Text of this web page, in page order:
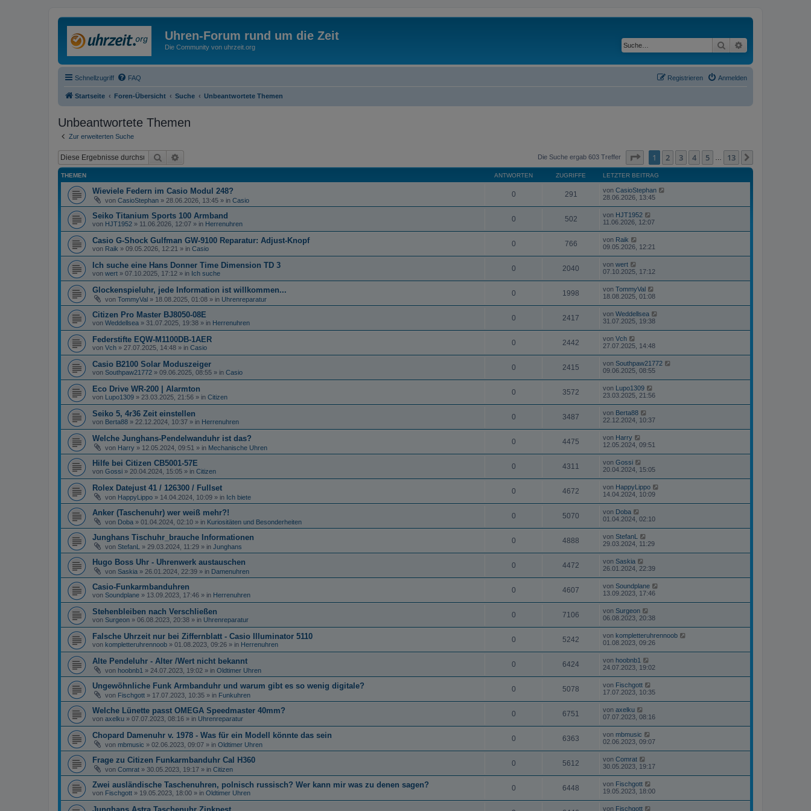
Uhren-Forum rund um die Zeit
Die Community von uhrzeit.org Suche
Schnellzugriff FAQ Anmelden
Registrieren
Startseite Foren-Übersicht Suche Unbeantwortete Themen
Unbeantwortete Themen
Zur erweiterten Suche
Suche Die Suche ergab 603 Treffer Seite von13
1 2 3 4 5 13
THEMEN ANTWORTEN ZUGRIFFE LETZTER BEITRAG
Wieviele Federn im Casio Modul 248?
von CasioStephan » 28.06.2026, 13:45 » in Casio
0 291 von CasioStephan
28.06.2026, 13:45
Seiko Titanium Sports 100 Armband
von HJT1952 » 11.06.2026, 12:07 » in Herrenuhren
0 502 von HJT1952
11.06.2026, 12:07
Casio G-Shock Gulfman GW-9100 Reparatur: Adjust-Knopf
von Raik » 09.05.2026, 12:21 » in Casio
0 766 von Raik
09.05.2026, 12:21
Ich suche eine Hans Donner Time Dimension TD 3
von wert » 07.10.2025, 17:12 » in Ich suche
0 2040 von wert
07.10.2025, 17:12
Glockenspieluhr, jede Information ist willkommen...
von TommyVal » 18.08.2025, 01:08 » in Uhrenreparatur
0 1998 von TommyVal
18.08.2025, 01:08
Citizen Pro Master BJ8050-08E
von Weddellsea » 31.07.2025, 19:38 » in Herrenuhren
0 2417 von Weddellsea
31.07.2025, 19:38
Federstifte EQW-M1100DB-1AER
von Vch » 27.07.2025, 14:48 » in Casio
0 2442 von Vch
27.07.2025, 14:48
Casio B2100 Solar Moduszeiger
von Southpaw21772 » 09.06.2025, 08:55 » in Casio
0 2415 von Southpaw21772
09.06.2025, 08:55
Eco Drive WR-200 | Alarmton
von Lupo1309 » 23.03.2025, 21:56 » in Citizen
0 3572 von Lupo1309
23.03.2025, 21:56
Seiko 5, 4r36 Zeit einstellen
von Berta88 » 22.12.2024, 10:37 » in Herrenuhren
0 3487 von Berta88
22.12.2024, 10:37
Welche Junghans-Pendelwanduhr ist das?
von Harry » 12.05.2024, 09:51 » in Mechanische Uhren
0 4475 von Harry
12.05.2024, 09:51
Hilfe bei Citizen CB5001-57E
von Gossi » 20.04.2024, 15:05 » in Citizen
0 4311 von Gossi
20.04.2024, 15:05
Rolex Datejust 41 / 126300 / Fullset
von HappyLippo » 14.04.2024, 10:09 » in Ich biete
0 4672 von HappyLippo
14.04.2024, 10:09
Anker (Taschenuhr) wer weiß mehr?!
von Doba » 01.04.2024, 02:10 » in Kuriositäten und Besonderheiten
0 5070 von Doba
01.04.2024, 02:10
Junghans Tischuhr_brauche Informationen
von StefanL » 29.03.2024, 11:29 » in Junghans
0 4888 von StefanL
29.03.2024, 11:29
Hugo Boss Uhr - Uhrenwerk austauschen
von Saskia » 26.01.2024, 22:39 » in Damenuhren
0 4472 von Saskia
26.01.2024, 22:39
Casio-Funkarmbanduhren
von Soundplane » 13.09.2023, 17:46 » in Herrenuhren
0 4607 von Soundplane
13.09.2023, 17:46
Stehenbleiben nach Verschließen
von Surgeon » 06.08.2023, 20:38 » in Uhrenreparatur
0 7106 von Surgeon
06.08.2023, 20:38
Falsche Uhrzeit nur bei Ziffernblatt - Casio Illuminator 5110
von kompletteruhrennoob » 01.08.2023, 09:26 » in Herrenuhren
0 5242 von kompletteruhrennoob
01.08.2023, 09:26
Alte Pendeluhr - Alter /Wert nicht bekannt
von hoobnb1 » 24.07.2023, 19:02 » in Oldtimer Uhren
0 6424 von hoobnb1
24.07.2023, 19:02
Ungewöhnliche Funk Armbanduhr und warum gibt es so wenig digitale?
von Fischgott » 17.07.2023, 10:35 » in Funkuhren
0 5078 von Fischgott
17.07.2023, 10:35
Welche Lünette passt OMEGA Speedmaster 40mm?
von axelku » 07.07.2023, 08:16 » in Uhrenreparatur
0 6751 von axelku
07.07.2023, 08:16
Chopard Damenuhr v. 1978 - Was für ein Modell könnte das sein
von mbmusic » 02.06.2023, 09:07 » in Oldtimer Uhren
0 6363 von mbmusic
02.06.2023, 09:07
Frage zu Citizen Funkarmbanduhr Cal H360
von Comrat » 30.05.2023, 19:17 » in Citizen
0 5612 von Comrat
30.05.2023, 19:17
Zwei ausländische Taschenuhren, polnisch russisch? Wer kann mir was zu denen sagen?
von Fischgott » 19.05.2023, 18:00 » in Oldtimer Uhren
0 6448 von Fischgott
19.05.2023, 18:00
von Fischgott